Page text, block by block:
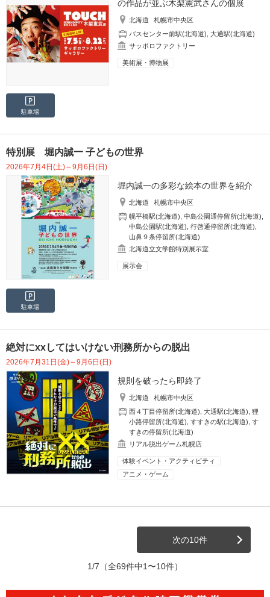
の作品が並ぶ木梨憲武さんの個展
北海道
札幌市中央区
バスセンター前駅(北海道) ,大通駅(北海道)
サッポロファクトリー
美術展・博物展
駐車場
特別展 堀内誠一 子どもの世界
2026年7月4日(土)～9月6日(日)
堀内誠一の多彩な絵本の世界を紹介
北海道
札幌市中央区
幌平橋駅(北海道) ,中島公園通停留所(北海道)
中島公園駅(北海道) ,行啓通停留所(北海道)
山鼻９条停留所(北海道)
北海道立文学館特別展示室
展示会
駐車場
絶対にxxしてはいけない刑務所からの脱出
2026年7月31日(金)～9月6日(日)
規則を破ったら即終了
北海道
札幌市中央区
西４丁目停留所(北海道) ,大通駅(北海道) ,狸
小路停留所(北海道) ,すすきの駅(北海道) ,す
すきの停留所(北海道)
リアル脱出ゲーム札幌店
体験イベント・アクティビティ
アニメ・ゲーム
次の10件
1/7 （全69件中1〜10件）